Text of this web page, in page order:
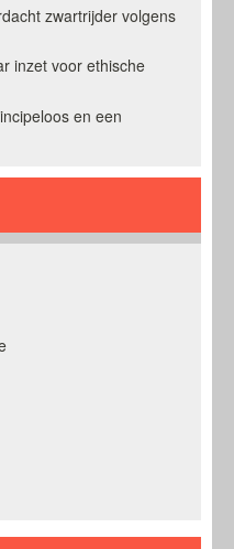
zwartrijder volgens
inzet voor ethische
en een